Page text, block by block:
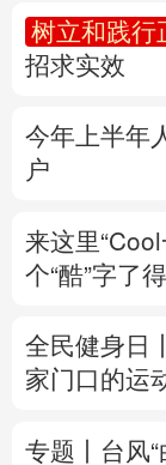
English
Русский
树立和践行
招求实效
今年上半年
户
来这里“Cool
个“酷”字了得
全民健身日丨
家门口的运
专题丨 台风